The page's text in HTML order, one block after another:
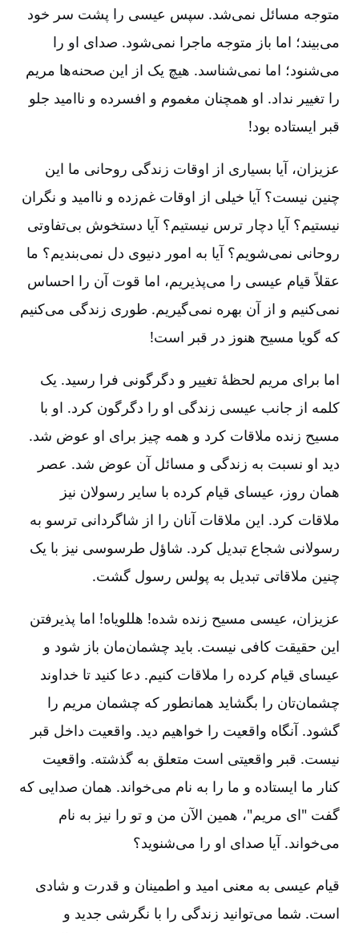
متوجه مسائل نمی‌شد. سپس عیسی را پشت سر خود
می‌بیند؛ اما باز متوجه ماجرا نمی‌شود. صدای او را
می‌شنود؛ اما نمی‌شناسد. هیچ یک از این صحنه‌ها مریم
را تغییر نداد. او همچنان مغموم و افسرده و ناامید جلو
قبر ایستاده بود!
عزیزان‌، آیا بسیاری از اوقات زندگی روحانی ما این
چنین نیست‌؟ آیا خیلی از اوقات غم‌زده و ناامید و نگران
نیستیم‌؟ آیا دچار ترس نیستیم‌؟ آیا دستخوش بی‌تفاوتی
روحانی نمی‌شویم‌؟ آیا به امور دنیوی دل نمی‌بندیم‌؟ ما
عقلاً قیام عیسی را می‌پذیریم‌، اما قوت آن را احساس
نمی‌کنیم و از آن بهره نمی‌گیریم‌. طوری‌ زندگی می‌کنیم
که گویا مسیح هنوز در قبر است‌!
اما برای مریم لحظۀ تغییر و دگرگونی فرا رسید. یک
کلمه از جانب عیسی زندگی او را دگرگون کرد. او با
مسیح زنده ملاقات کرد و همه چیز برای او عوض شد.
دید او نسبت به زندگی و مسائل آن عوض شد. عصر
همان روز، عیسای قیام کرده با سایر رسولان نیز
ملاقات کرد. این ملاقات آنان را از شاگردانی ترسو به
رسولانی شجاع تبدیل کرد. شاؤل طرسوسی نیز با یک
چنین ملاقاتی تبدیل به پولس رسول گشت‌.
عزیزان‌، عیسی مسیح زنده شده‌! هللویاه‌! اما پذیرفتن
این حقیقت کافی نیست‌. باید چشمان‌مان باز شود و
عیسای قیام کرده را ملاقات کنیم‌. دعا کنید تا خداوند
چشمان‌تان را بگشاید همانطور که چشمان مریم را
گشود. آنگاه واقعیت را خواهیم دید. واقعیت داخل قبر
نیست‌. قبر واقعیتی است متعلق به گذشته‌. واقعیت
کنار ما ایستاده و ما را به نام می‌خواند. همان صدایی که
گفت "ای مریم‌"، همین الآن من و تو را نیز به نام
می‌خواند. آیا صدای او را می‌شنوید؟
قیام عیسی به معنی امید و اطمینان و قدرت و شادی
است‌. شما می‌توانید زندگی را با نگرشی جدید و